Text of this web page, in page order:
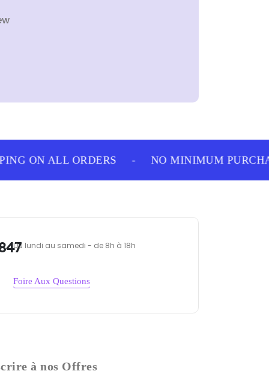
ON ALL ORDERS NO MINIMUM
Du lundi au samedi - de 8h à 18h
Foire Aux Questions
à nos Offres